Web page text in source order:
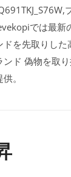
では最新
を先取りした
ド 偽物を取り
。